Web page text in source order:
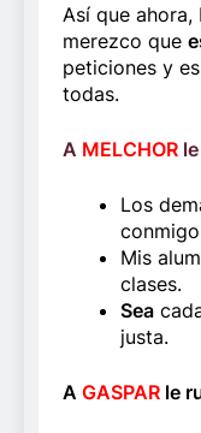
Así que
merezco que
peticiones y
todas.
A MELCHOR
Los
Mis
clases.
Sea
justa.
A GASPAR le